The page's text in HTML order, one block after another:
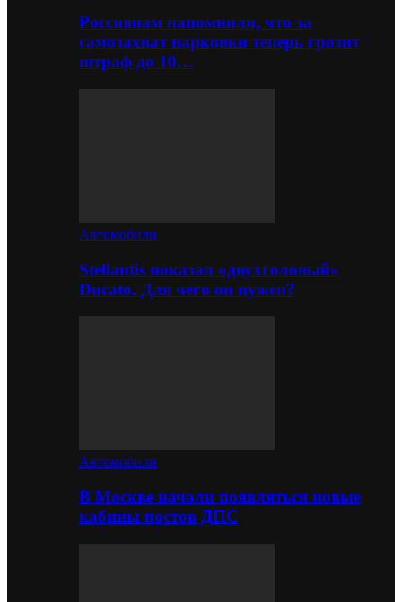
Россиянам напомнили, что за
самозахват парковки теперь грозит
штраф до 10…
Автомобили
Stellantis показал «двухголовый»
Ducato. Для чего он нужен?
Автомобили
В Москве начали появляться новые
кабины постов ДПС